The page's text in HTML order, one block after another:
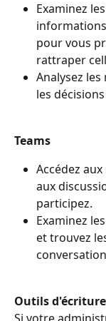
Examinez
pour vous
rattraper
Analysez
les
Teams
Accédez
aux
participez.
Examinez
et trouvez
Outils d'écriture